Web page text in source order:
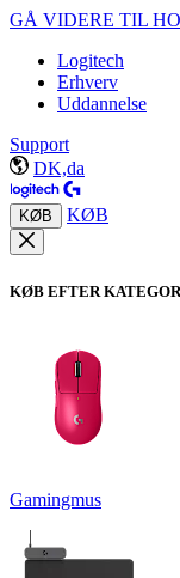
GÅ VIDERE TIL
Logitech
Erhverv
Uddannelse
Support
DK,da
KØB KØB
KØB EFTER
Gamingmus